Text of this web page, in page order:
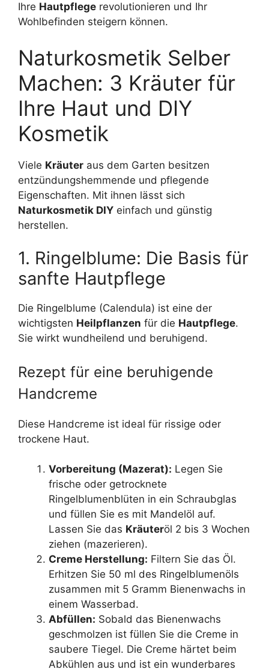
Ihre Hautpflege revolutionieren und Ihr
Wohlbefinden steigern können.
Naturkosmetik Selber
Machen: 3 Kräuter für
Ihre Haut und DIY
Kosmetik
Viele Kräuter aus dem Garten besitzen
entzündungshemmende und pflegende
Eigenschaften. Mit ihnen lässt sich
Naturkosmetik DIY einfach und günstig
herstellen.
1. Ringelblume: Die Basis für
sanfte Hautpflege
Die Ringelblume (Calendula) ist eine der
wichtigsten Heilpflanzen für die Hautpflege.
Sie wirkt wundheilend und beruhigend.
Rezept für eine beruhigende
Handcreme
Diese Handcreme ist ideal für rissige oder
trockene Haut.
Vorbereitung (Mazerat): Legen Sie
frische oder getrocknete
Ringelblumenblüten in ein Schraubglas
und füllen Sie es mit Mandelöl auf.
Lassen Sie das Kräuteröl 2 bis 3 Wochen
ziehen (mazerieren).
Creme Herstellung: Filtern Sie das Öl.
Erhitzen Sie 50 ml des Ringelblumenöls
zusammen mit 5 Gramm Bienenwachs in
einem Wasserbad.
Abfüllen: Sobald das Bienenwachs
geschmolzen ist füllen Sie die Creme in
saubere Tiegel. Die Creme härtet beim
Abkühlen aus und ist ein wunderbares